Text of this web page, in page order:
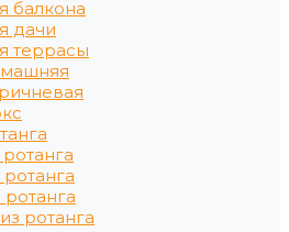
балкона
дачи
террасы
ротанга